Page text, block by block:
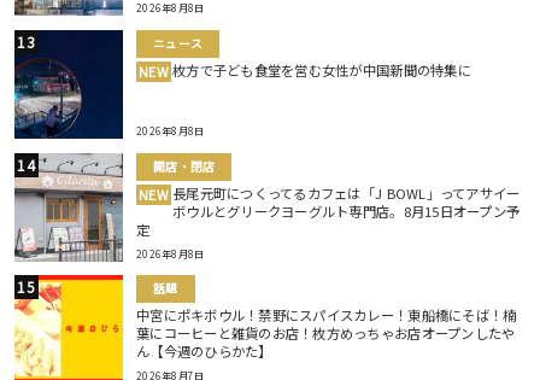
2026年8月8日
ニュース
NEW 枚方で子ども食堂を営む女性が中国新聞の特集に
2026年8月8日
開店・閉店
NEW 長尾元町につくってるカフェは「J BOWL」ってアサイー
ボウルとグリークヨーグルト専門店。8月15日オープン予
定
2026年8月8日
話題
中宮にポキボウル！禁野にスパイスカレー！東船橋にそば！楠
葉にコーヒーと雑貨のお店！枚方めっちゃお店オープンしたや
ん【今週のひらかた】
2026年8月7日